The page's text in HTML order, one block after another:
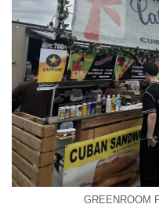
GREENROOM